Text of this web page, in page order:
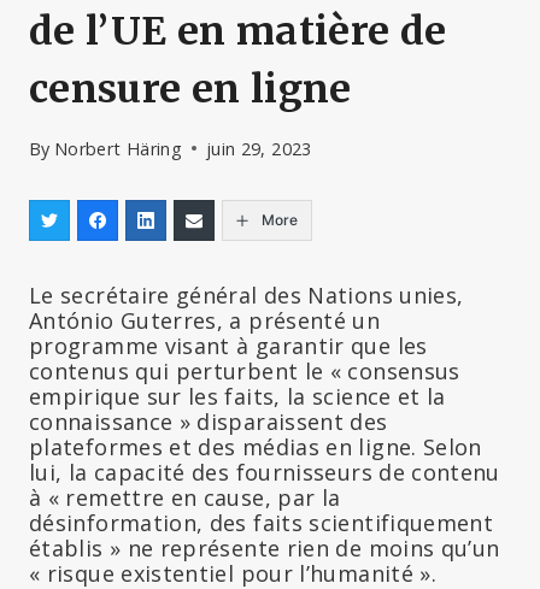
de l’UE en matière de
censure en ligne
By Norbert Häring juin 29, 2023
More
Le secrétaire général des Nations unies,
António Guterres, a présenté un
programme visant à garantir que les
contenus qui perturbent le « consensus
empirique sur les faits, la science et la
connaissance » disparaissent des
plateformes et des médias en ligne. Selon
lui, la capacité des fournisseurs de contenu
à « remettre en cause, par la
désinformation, des faits scientifiquement
établis » ne représente rien de moins qu’un
« risque existentiel pour l’humanité ».